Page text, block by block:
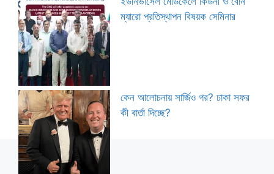
ম্যারো প্রতিস্থাপন বিষয়ক সেমিনার
কেন আলোচনায় সার্জিও গর? ঢাকা সফর
কী বার্তা দিচ্ছে?